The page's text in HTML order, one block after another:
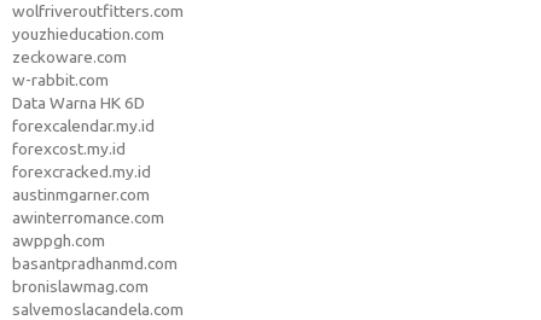
wolfriveroutfitters.com
youzhieducation.com
zeckoware.com
w-rabbit.com
Data Warna HK 6D
forexcalendar.my.id
forexcost.my.id
forexcracked.my.id
austinmgarner.com
awinterromance.com
awppgh.com
basantpradhanmd.com
bronislawmag.com
salvemoslacandela.com